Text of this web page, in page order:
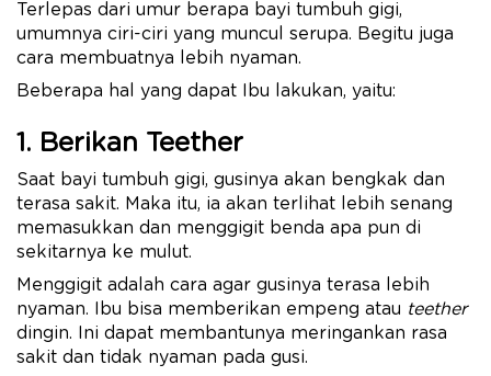
Terlepas dari umur berapa bayi tumbuh gigi,
umumnya ciri-ciri yang muncul serupa. Begitu juga
cara membuatnya lebih nyaman.
Beberapa hal yang dapat Ibu lakukan, yaitu:
1. Berikan Teether
Saat bayi tumbuh gigi, gusinya akan bengkak dan
terasa sakit. Maka itu, ia akan terlihat lebih senang
memasukkan dan menggigit benda apa pun di
sekitarnya ke mulut.
Menggigit adalah cara agar gusinya terasa lebih
nyaman. Ibu bisa memberikan empeng atau teether
dingin. Ini dapat membantunya meringankan rasa
sakit dan tidak nyaman pada gusi.